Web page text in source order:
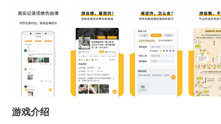
游戏介绍